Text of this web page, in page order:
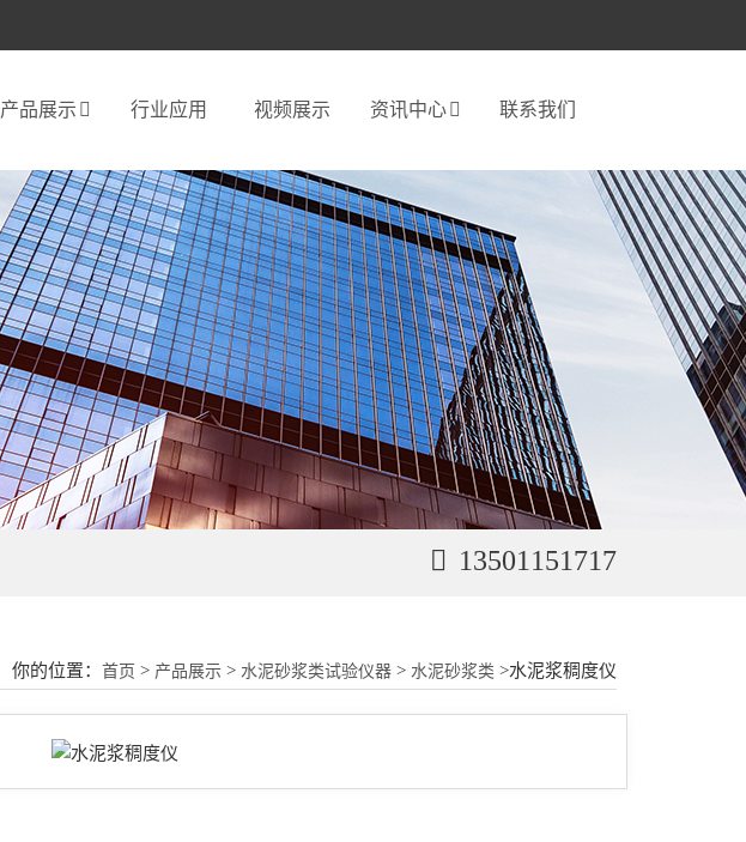
产品展示 行业应用 视频展示 资讯中心 联系我们
13501151717
你的位置：首页 > 产品展示 > 水泥砂浆类试验仪器 > 水泥砂浆类 >水泥浆稠度仪